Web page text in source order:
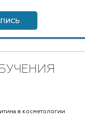
в косметологии